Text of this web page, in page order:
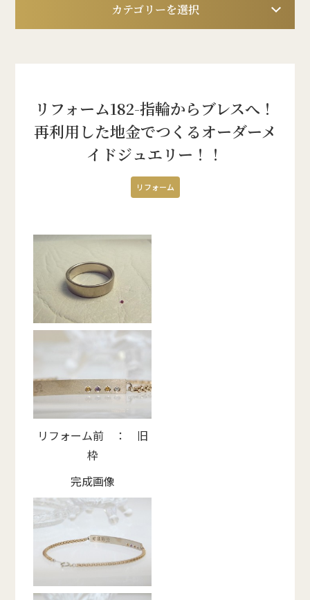
カテゴリーを選択
リフォーム182-指輪からブレスへ！
再利用した地金でつくるオーダーメ
イドジュエリー！！
リフォーム
リフォーム前 ： 旧
枠
完成画像